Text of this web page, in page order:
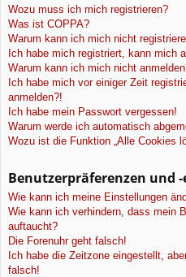
f
Wozu muss ich mich registrieren?
Was ist COPPA?
Warum kann ich mich nicht
Ich habe mich registriert, kann mich
Warum kann ich mich nicht
Ich habe mich vor einiger Zeit
anmelden?!
Ich habe mein Passwort vergessen!
Warum werde ich automatisch
Wozu ist die Funktion „Alle Cookies
Benutzerpräferenzen und
Wie kann ich meine Einstellungen
Wie kann ich verhindern, dass mein
auftaucht?
Die Forenuhr geht falsch!
Ich habe die Zeitzone eingestellt,
falsch!